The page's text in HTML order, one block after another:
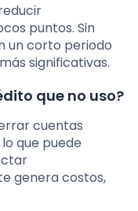
puntos. Sin
un corto periodo
significativas.
que no uso?
cuentas
que puede
genera costos,